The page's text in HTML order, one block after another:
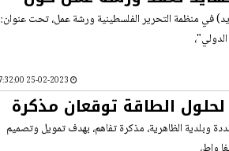
في منظمة التحرير الفلسطينية ورشة عمل، تحت عنوان:
الطاقة توقعان مذكرة
وبلدية الظاهرية، مذكرة تفاهم، بهدف تمويل وتصميم